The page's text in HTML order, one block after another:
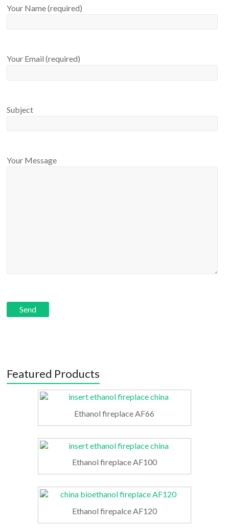
Your Name (required)
Your Email (required)
Subject
Your Message
Featured Products
Ethanol fireplace AF66
Ethanol fireplace AF100
Ethanol firepalce AF120